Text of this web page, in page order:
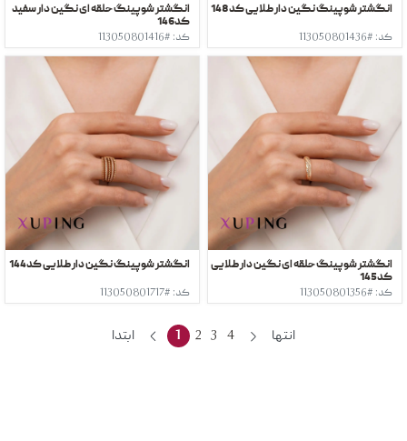
انگشتر شوپینگ نگین دار طلایی کد148
کد: #113050801436
انگشتر شوپینگ حلقه ای نگین دار سفید
کد146
کد: #113050801416
انگشتر شوپینگ حلقه ای نگین دار طلایی
کد145
کد: #113050801356
انگشتر شوپینگ نگین دار طلایی کد144
کد: #113050801717
ابتدا 1 2 3 4 انتها